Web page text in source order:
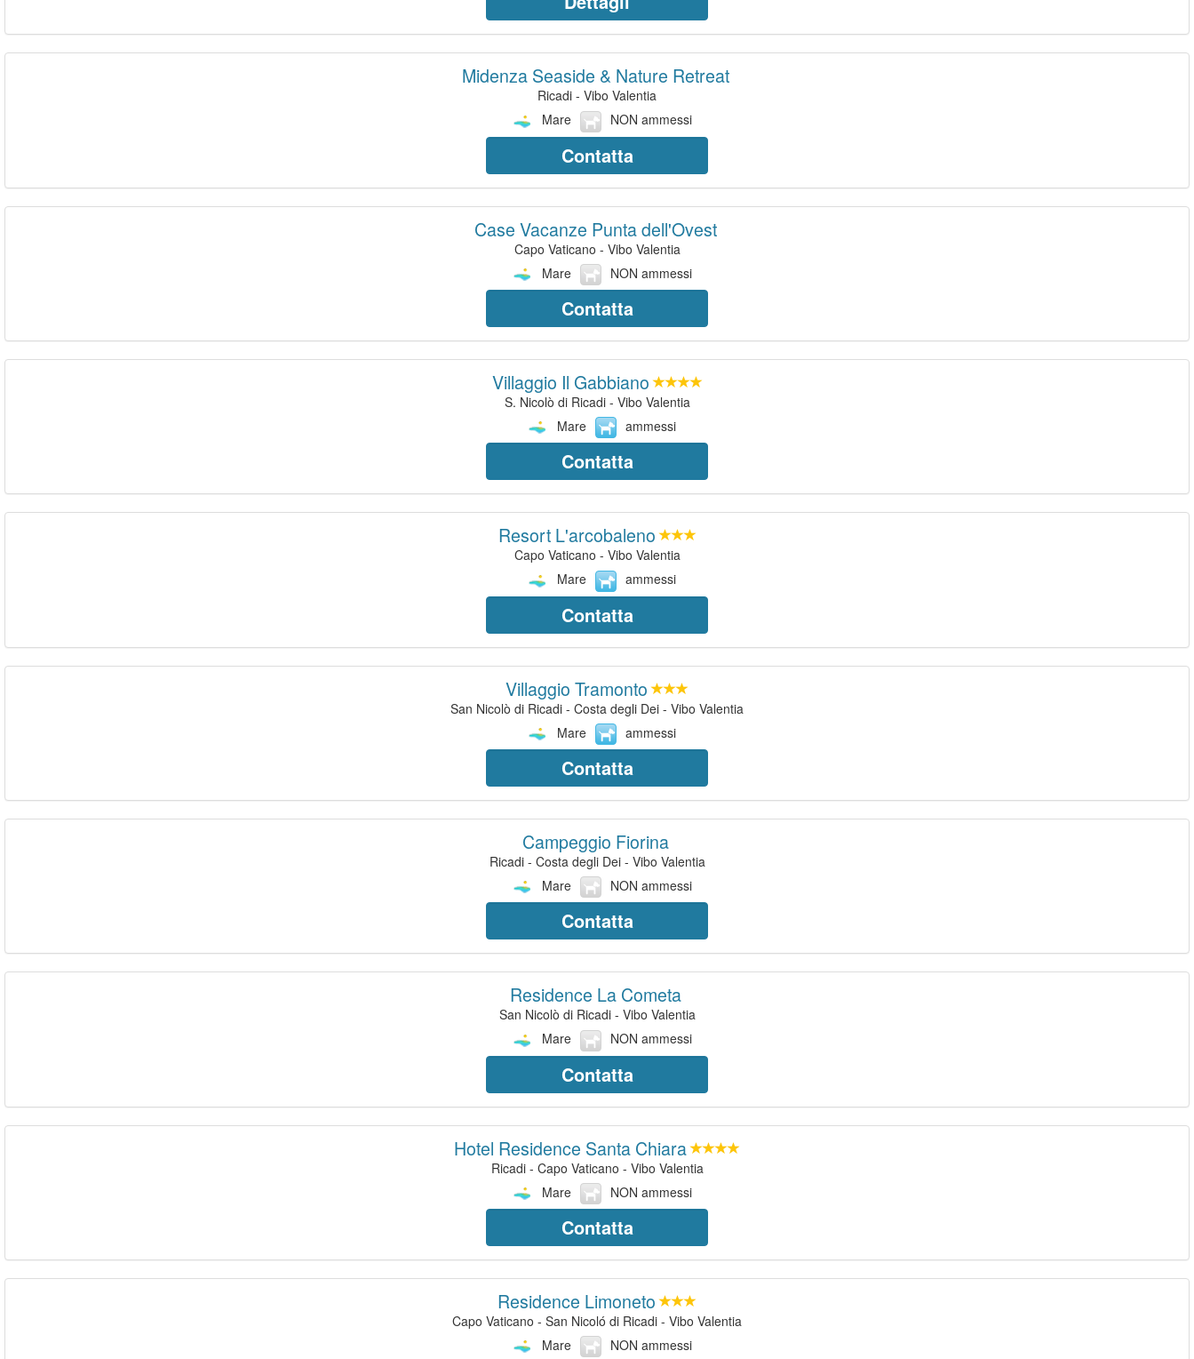
Midenza Seaside & Nature Retreat
Ricadi - Vibo Valentia
Mare
NON ammessi
Contatta
Case Vacanze Punta dell'Ovest
Capo Vaticano - Vibo Valentia
Mare
NON ammessi
Contatta
Villaggio Il Gabbiano
S. Nicolò di Ricadi - Vibo Valentia
Mare
ammessi
Contatta
Resort L'arcobaleno
Capo Vaticano - Vibo Valentia
Mare
ammessi
Contatta
Villaggio Tramonto
San Nicolò di Ricadi - Costa degli Dei - Vibo Valentia
Mare
ammessi
Contatta
Campeggio Fiorina
Ricadi - Costa degli Dei - Vibo Valentia
Mare
NON ammessi
Contatta
Residence La Cometa
San Nicolò di Ricadi - Vibo Valentia
Mare
NON ammessi
Contatta
Hotel Residence Santa Chiara
Ricadi - Capo Vaticano - Vibo Valentia
Mare
NON ammessi
Contatta
Residence Limoneto
Capo Vaticano - San Nicoló di Ricadi - Vibo Valentia
Mare
NON ammessi